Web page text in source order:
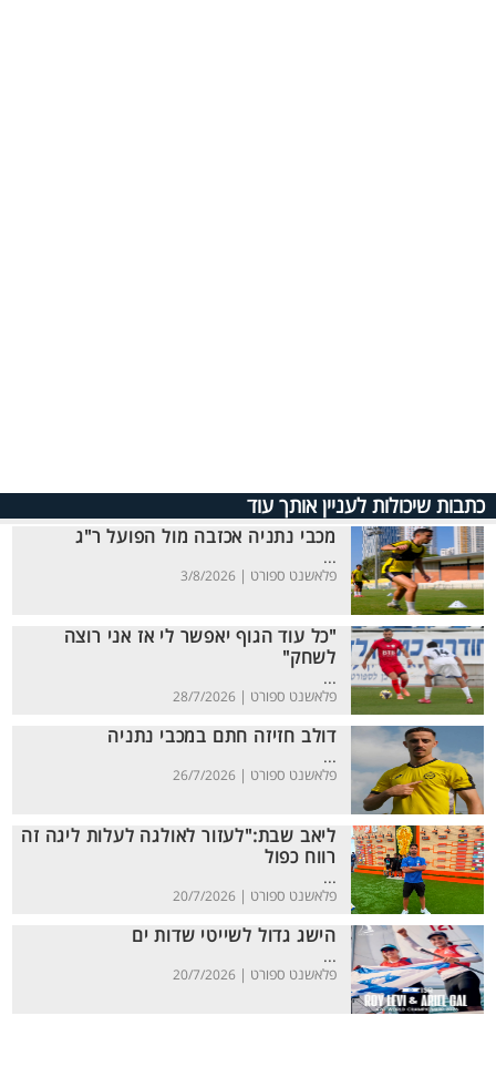
כתבות שיכולות לעניין אותך עוד
מכבי נתניה אכזבה מול הפועל ר"ג
...
פלאשנט ספורט | 3/8/2026
"כל עוד הגוף יאפשר לי אז אני רוצה
לשחק"
...
פלאשנט ספורט | 28/7/2026
דולב חזיזה חתם במכבי נתניה
...
פלאשנט ספורט | 26/7/2026
ליאב שבת:"לעזור לאולגה לעלות ליגה זה
רווח כפול
...
פלאשנט ספורט | 20/7/2026
הישג גדול לשייטי שדות ים
...
פלאשנט ספורט | 20/7/2026